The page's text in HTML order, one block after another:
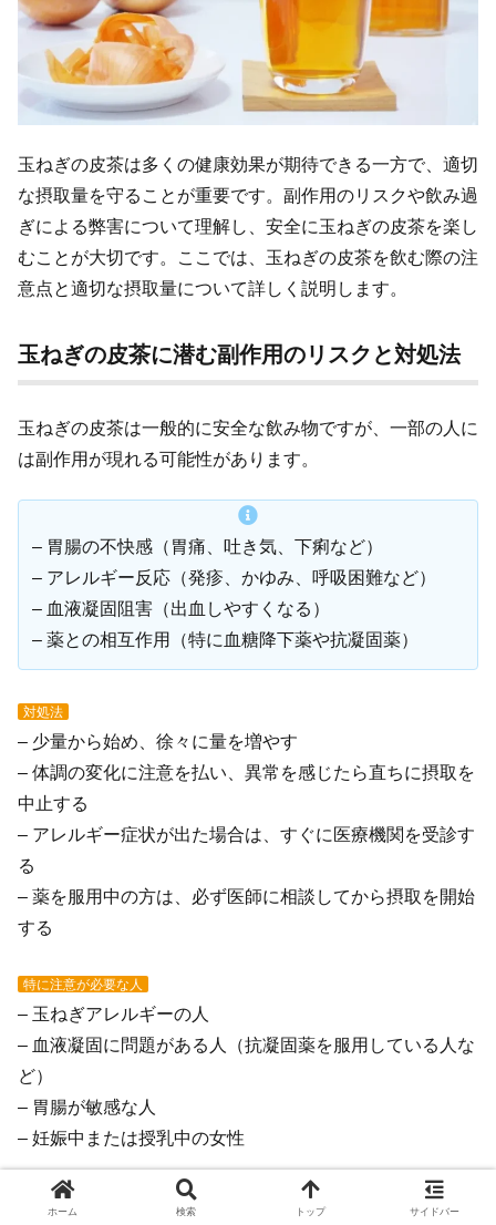
玉ねぎの皮茶は多くの健康効果が期待できる一方で、適切
な摂取量を守ることが重要です。副作用のリスクや飲み過
ぎによる弊害について理解し、安全に玉ねぎの皮茶を楽し
むことが大切です。ここでは、玉ねぎの皮茶を飲む際の注
意点と適切な摂取量について詳しく説明します。
玉ねぎの皮茶に潜む副作用のリスクと対処法
玉ねぎの皮茶は一般的に安全な飲み物ですが、一部の人に
は副作用が現れる可能性があります。
– 胃腸の不快感（胃痛、吐き気、下痢など）
– アレルギー反応（発疹、かゆみ、呼吸困難など）
– 血液凝固阻害（出血しやすくなる）
– 薬との相互作用（特に血糖降下薬や抗凝固薬）
対処法
– 少量から始め、徐々に量を増やす
– 体調の変化に注意を払い、異常を感じたら直ちに摂取を
中止する
– アレルギー症状が出た場合は、すぐに医療機関を受診す
る
– 薬を服用中の方は、必ず医師に相談してから摂取を開始
する
特に注意が必要な人
– 玉ねぎアレルギーの人
– 血液凝固に問題がある人（抗凝固薬を服用している人な
ど）
– 胃腸が敏感な人
– 妊娠中または授乳中の女性
これらの人々は、玉ねぎの皮茶を飲む前に医師に相談する
ホーム 検索 トップ サイドバー